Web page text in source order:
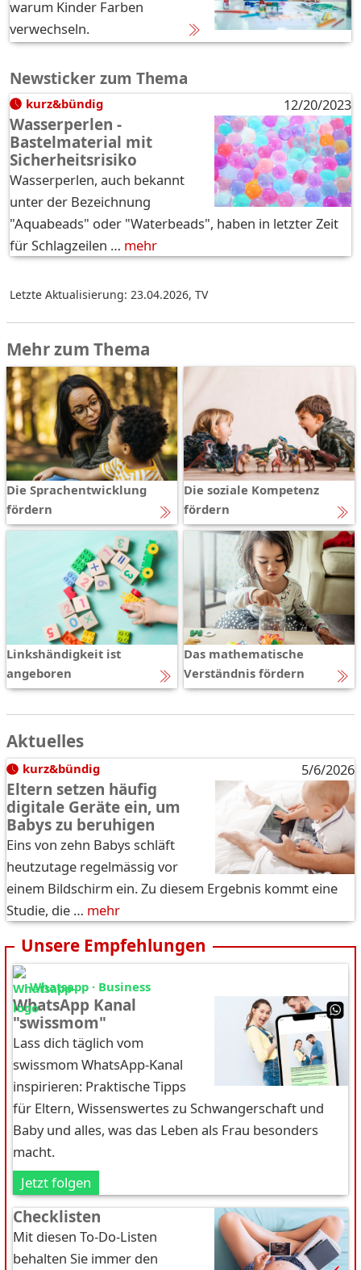
warum Kinder Farben
verwechseln.
Newsticker zum Thema
kurz&bündig 12/20/2023
Wasserperlen -
Bastelmaterial mit
Sicherheitsrisiko
Wasserperlen, auch bekannt
unter der Bezeichnung
"Aquabeads" oder "Waterbeads", haben in letzter Zeit
für Schlagzeilen … mehr
Letzte Aktualisierung: 23.04.2026, TV
Mehr zum Thema
Die Sprachentwicklung
fördern
Die soziale Kompetenz
fördern
Linkshändigkeit ist
angeboren
Das mathematische
Verständnis fördern
Aktuelles
kurz&bündig 5/6/2026
Eltern setzen häufig
digitale Geräte ein, um
Babys zu beruhigen
Eins von zehn Babys schläft
heutzutage regelmässig vor
einem Bildschirm ein. Zu diesem Ergebnis kommt eine
Studie, die … mehr
Unsere Empfehlungen
Whatsapp · Business
WhatsApp Kanal
"swissmom"
Lass dich täglich vom
swissmom WhatsApp-Kanal
inspirieren: Praktische Tipps
für Eltern, Wissenswertes zu Schwangerschaft und
Baby und alles, was das Leben als Frau besonders
macht.
Jetzt folgen
Checklisten
Mit diesen To-Do-Listen
behalten Sie immer den